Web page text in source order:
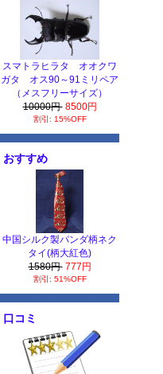
スマトラヒラタ オオクワ
ガタ オス90～91ミリペア
（メスフリーサイズ）
10000円 8500円
割引: 15%OFF
おすすめ
中国シルク製パンダ柄ネク
タイ(柄大紅色)
1580円 777円
割引: 51%OFF
口コミ